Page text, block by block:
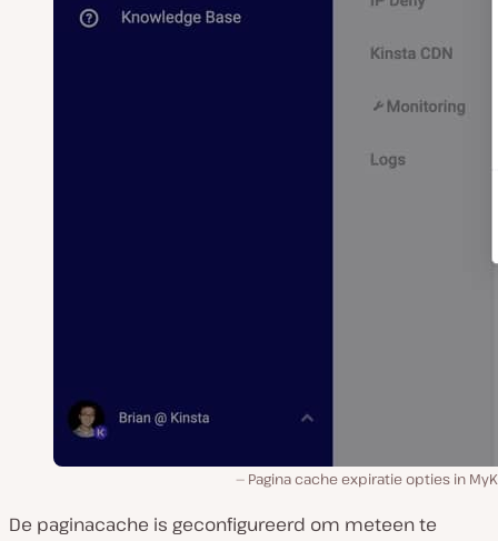
Pagina cache expiratie opties in
De paginacache is geconfigureerd om meteen te